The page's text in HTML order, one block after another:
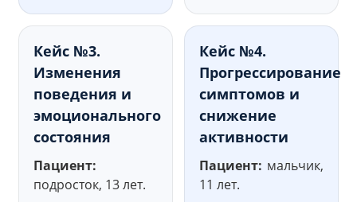
Кейс №3.
Изменения
поведения и
эмоционального
состояния
Пациент:
подросток, 13 лет.
Кейс №4.
Прогрессирование
симптомов и
снижение
активности
Пациент: мальчик,
11 лет.